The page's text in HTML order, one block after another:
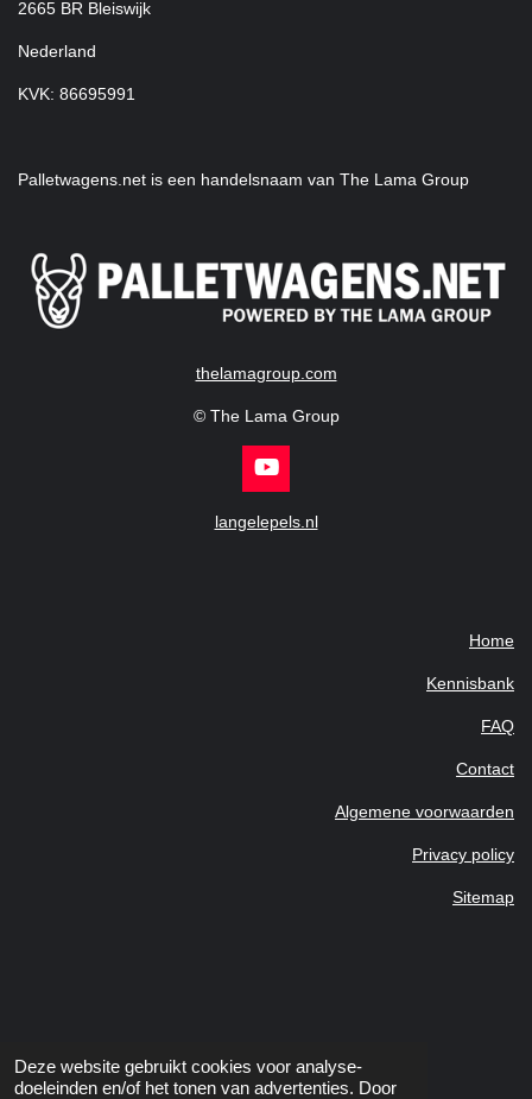
Deze website gebruikt cookies voor analyse-
doeleinden en/of het tonen van advertenties. Door
2665 BR Bleiswijk
Nederland
KVK: 86695991
Palletwagens.net is een handelsnaam van The Lama Group
thelamagroup.com
© The Lama Group
Y
o
u
langelepels.nl
Home
Kennisbank
FAQ
Contact
Algemene voorwaarden
Privacy policy
Sitemap